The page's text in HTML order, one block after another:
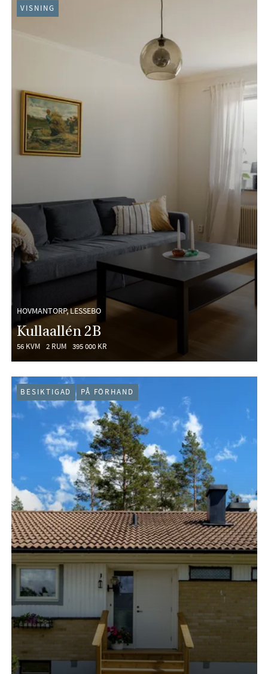
HOVMANTORP, LESSEBO
Kullaallén 2B
56 KVM 2 RUM 395 000 KR
VISNING
BESIKTIGAD PÅ FÖRHAND